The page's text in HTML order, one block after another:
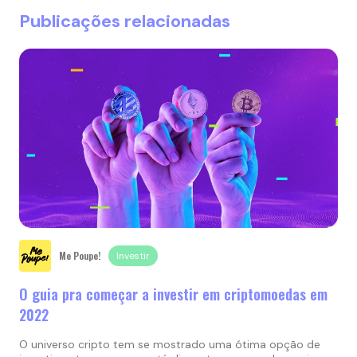
Publicações relacionadas
Me Poupe! Investir
O guia pra começar a investir em criptomoedas em
2022
O universo cripto tem se mostrado uma ótima opção de